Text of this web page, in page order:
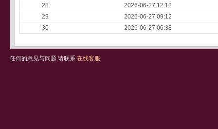
28
2026-06-27 12:12
29
2026-06-27 09:12
30
2026-06-27 06:38
任何的意见与问题 请联系 在线客服